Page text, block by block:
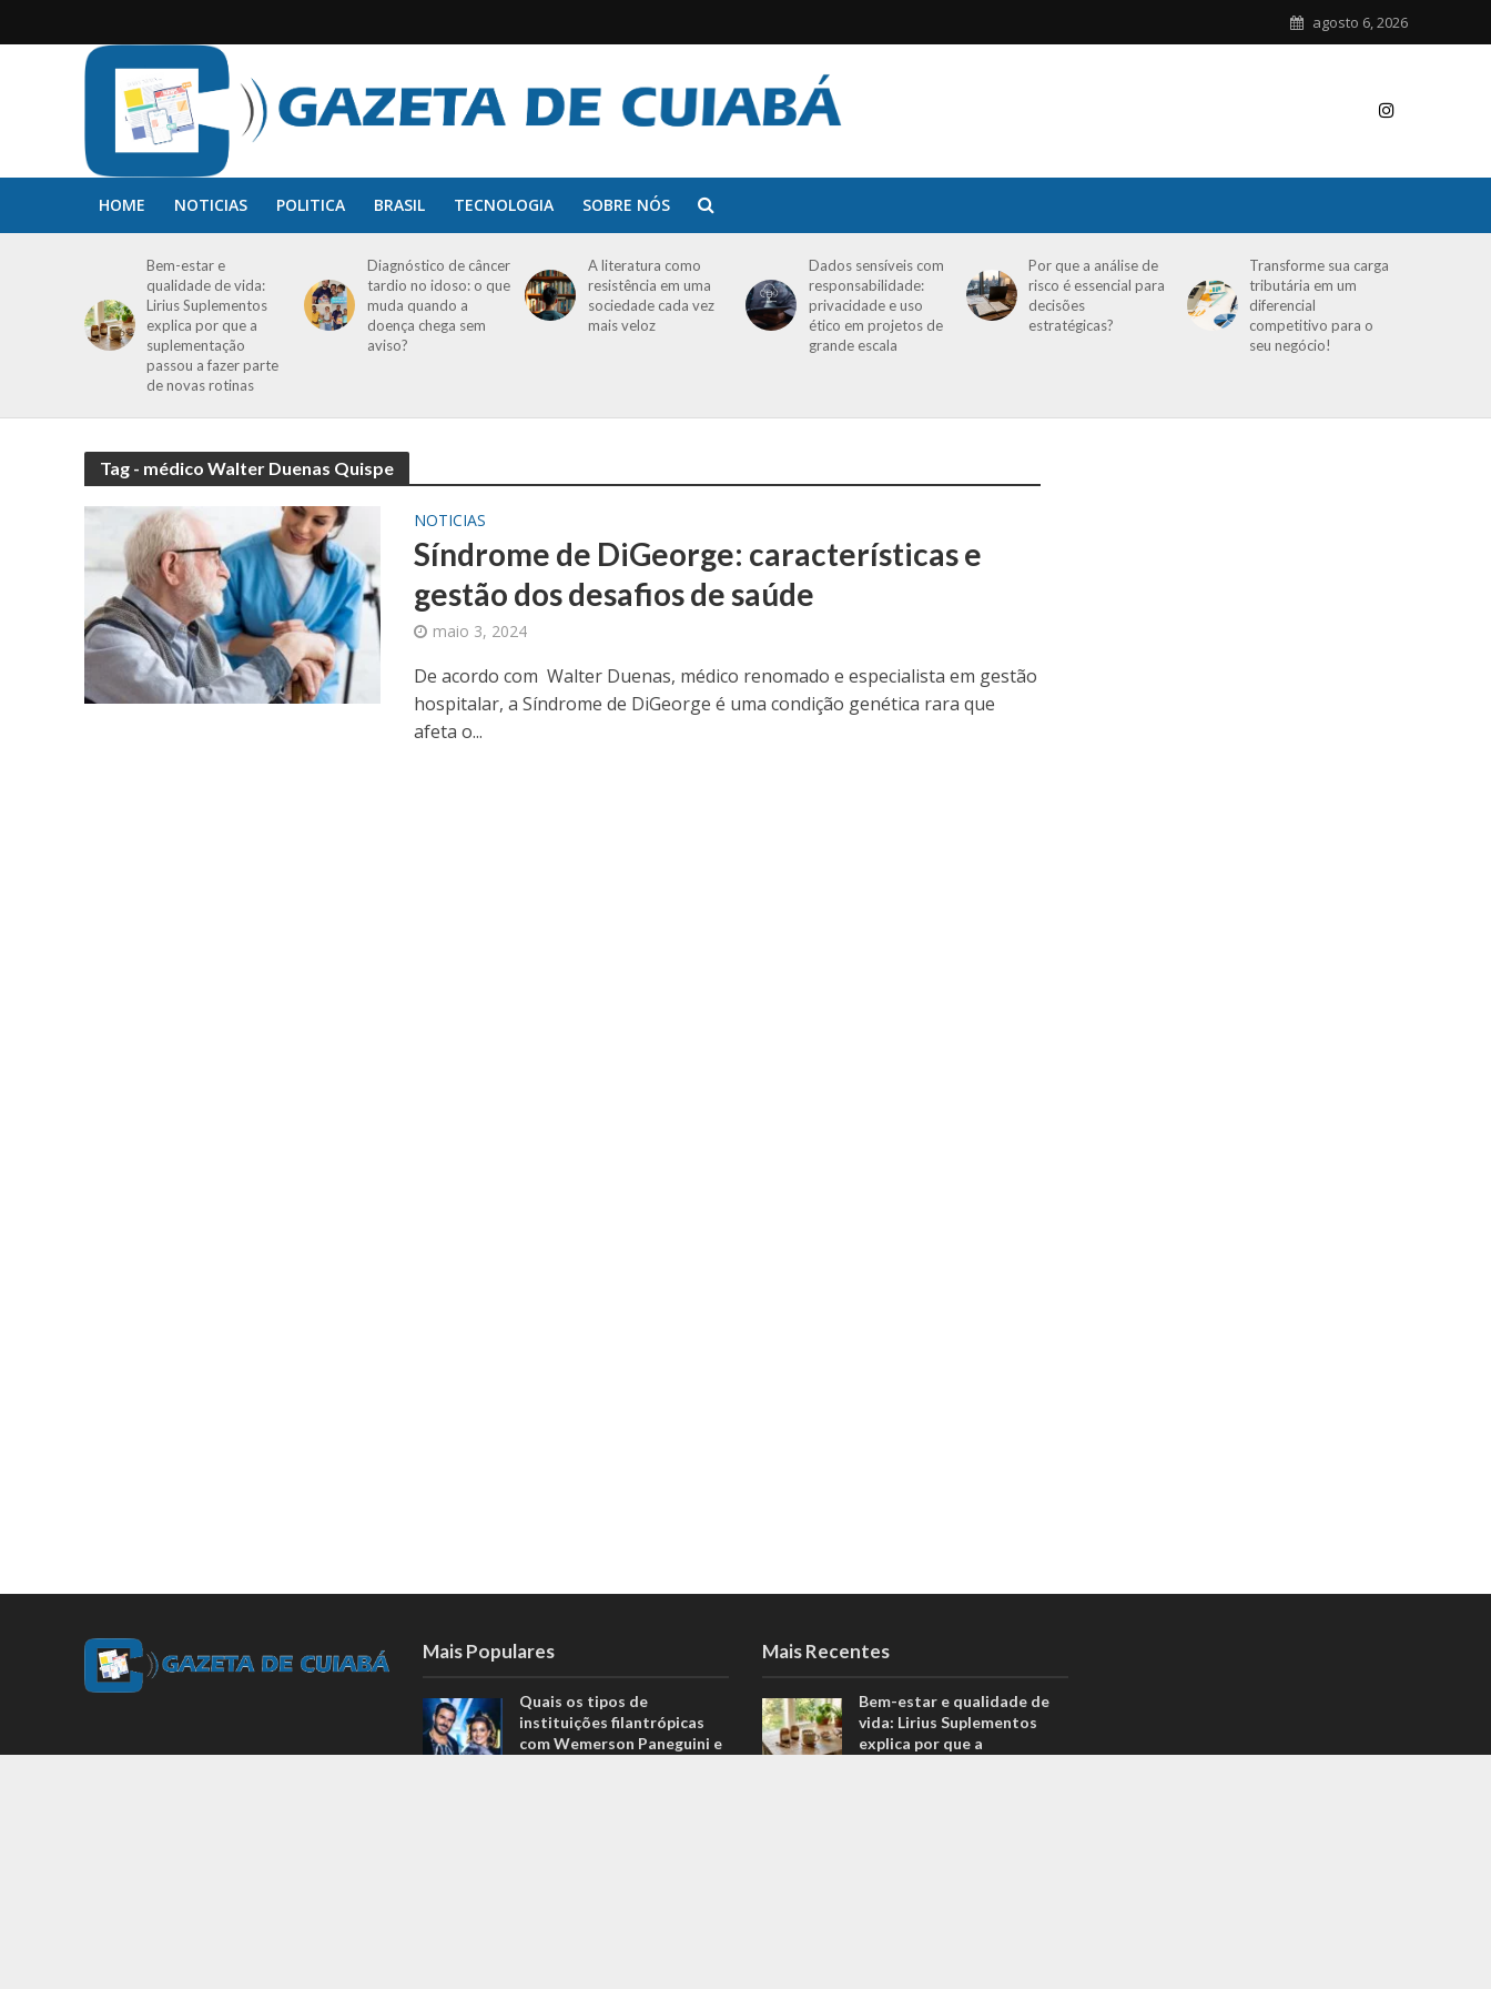
agosto 6, 2026
HOME NOTICIAS POLITICA BRASIL TECNOLOGIA SOBRE NÓS
Bem-estar e
qualidade de vida:
Lirius Suplementos
explica por que a
suplementação
passou a fazer parte
de novas rotinas
Diagnóstico de câncer
tardio no idoso: o que
muda quando a
doença chega sem
aviso?
A literatura como
resistência em uma
sociedade cada vez
mais veloz
Dados sensíveis com
responsabilidade:
privacidade e uso
ético em projetos de
grande escala
Por que a análise de
risco é essencial para
decisões
estratégicas?
Transforme sua carga
tributária em um
diferencial
competitivo para o
seu negócio!
Tag - médico Walter Duenas Quispe
NOTICIAS
Síndrome de DiGeorge: características e
gestão dos desafios de saúde
maio 3, 2024
De acordo com Walter Duenas, médico renomado e especialista em gestão
hospitalar, a Síndrome de DiGeorge é uma condição genética rara que
afeta o...
Mais Populares
Quais os tipos de
instituições filantrópicas
com Wemerson Paneguini e
Mais Recentes
Bem-estar e qualidade de
vida: Lirius Suplementos
explica por que a